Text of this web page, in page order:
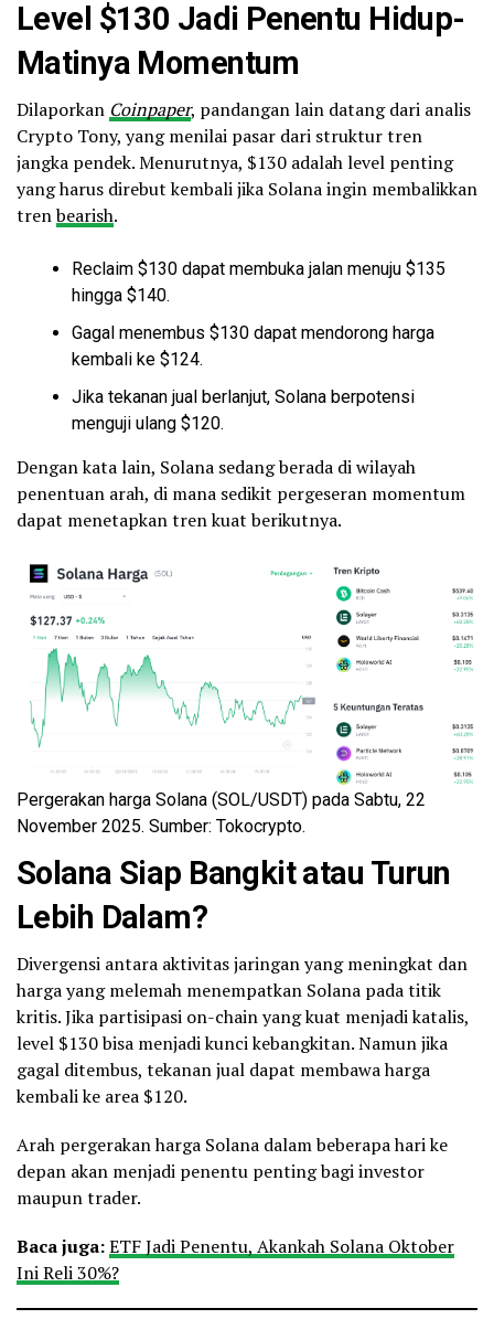
Level $130 Jadi Penentu Hidup-
Matinya Momentum
Dilaporkan Coinpaper, pandangan lain datang dari analis
Crypto Tony, yang menilai pasar dari struktur tren
jangka pendek. Menurutnya, $130 adalah level penting
yang harus direbut kembali jika Solana ingin membalikkan
trenbearish.
Reclaim $130 dapat membuka jalan menuju $135
hingga $140.
Gagal menembus $130 dapat mendorong harga
kembali ke $124.
Jika tekanan jual berlanjut, Solana berpotensi
menguji ulang $120.
Dengan kata lain, Solana sedang berada di wilayah
penentuan arah, di mana sedikit pergeseran momentum
dapat menetapkan tren kuat berikutnya.
Pergerakan harga Solana (SOL/USDT) pada Sabtu, 22
November 2025. Sumber: Tokocrypto.
Solana Siap Bangkit atau Turun
Lebih Dalam?
Divergensi antara aktivitas jaringan yang meningkat dan
harga yang melemah menempatkan Solana pada titik
kritis. Jika partisipasi on-chain yang kuat menjadi katalis,
level $130 bisa menjadi kunci kebangkitan. Namun jika
gagal ditembus, tekanan jual dapat membawa harga
kembali ke area $120.
Arah pergerakan harga Solana dalam beberapa hari ke
depan akan menjadi penentu penting bagi investor
maupun trader.
Baca juga:ETF Jadi Penentu, Akankah Solana Oktober
Ini Reli 30%?